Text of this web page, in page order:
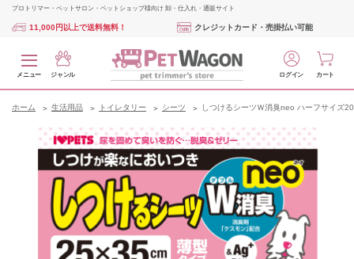
プロトリマー・ペットサロン・ペットショップ様向け 卸・仕入れ・通販サイト
11,000円以上で送料無料！ クレジットカード・売掛払い可能
メニュー ジャンル ログイン カート
ホーム 生活用品 トイレタリー シーツ しつけるシーツＷ消臭neo ハーフサイズ